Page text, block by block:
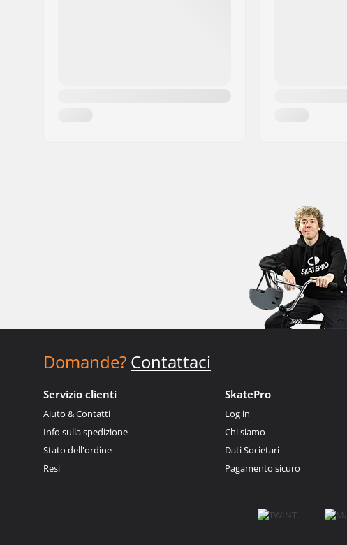
Domande? Contattaci
Servizio clienti
Aiuto & Contatti
Info sulla spedizione
Stato dell'ordine
Resi
SkatePro
Log in
Chi siamo
Dati Societari
Pagamento sicuro